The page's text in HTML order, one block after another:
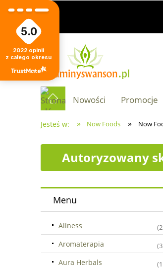
Nowości Promocje
Jesteś w: » Now Foods » Now
Autoryzowany
Menu
Aliness
Aromaterapia
Aura Herbals
5.0
2022 opinii
z całego okresu